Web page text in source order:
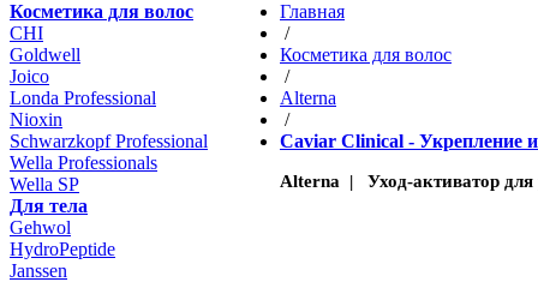
Косметика для волос
CHI
Goldwell
Joico
Londa Professional
Nioxin
Schwarzkopf Professional
Wella Professionals
Wella SP
Для тела
Gehwol
HydroPeptide
Janssen
Главная
/
Косметика для волос
/
Altеrna
/
Caviar Clinical - Укрепление
Alterna | Уход-активатор для